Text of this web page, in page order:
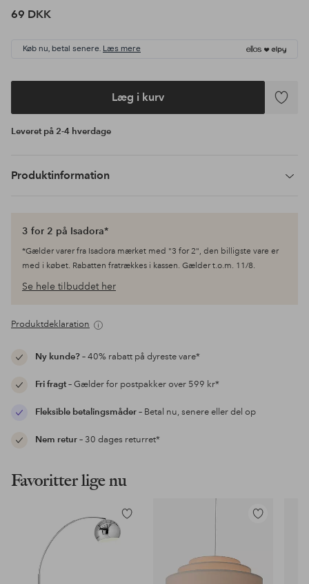
69 DKK
Køb nu, betal senere. Læs mere
Læg i kurv
Tilføj
Leveret på 2-4 hverdage
Produktinformation
3 for 2 på Isadora*
*Gælder varer fra Isadora mærket med "3 for 2", den billigste vare er
med i købet. Rabatten fratrækkes i kassen. Gælder t.o.m. 11/8.
Se hele tilbuddet her
Produktdeklaration
Ny kunde?– 40% rabatt på dyreste vare*
Fri fragt– Gælder for postpakker over 599 kr*
Fleksible betalingsmåder– Betal nu, senere eller del op
Nem retur– 30 dages returret*
Favoritter lige nu
Tilføj
til
Tilføj